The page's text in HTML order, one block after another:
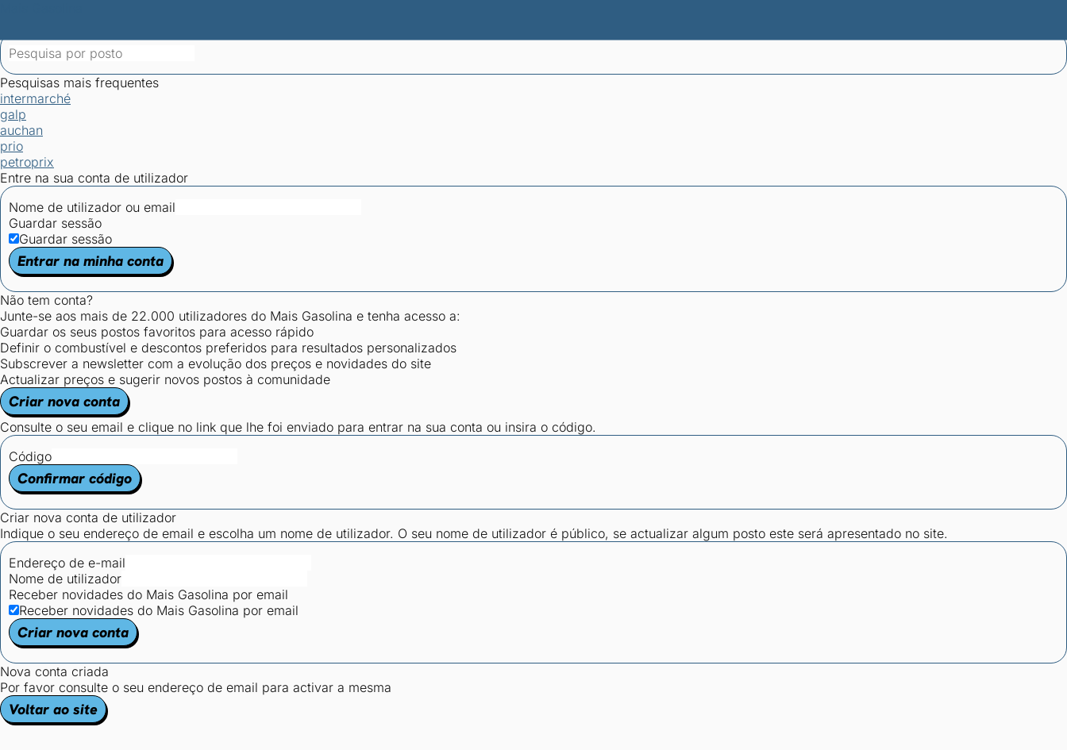
Pesquisas mais frequentes
intermarché
galp
auchan
prio
petroprix
Entre na sua conta de utilizador
Nome de utilizador ou email
Guardar sessão
Guardar sessão
Entrar na minha conta
Não tem conta?
Junte-se aos mais de 22.000 utilizadores do Mais Gasolina e tenha acesso a:
Guardar os seus postos favoritos para acesso rápido
Definir o combustível e descontos preferidos para resultados personalizados
Subscrever a newsletter com a evolução dos preços e novidades do site
Actualizar preços e sugerir novos postos à comunidade
Criar nova conta
Consulte o seu email e clique no link que lhe foi enviado para entrar na sua conta ou insira o código.
Código
Confirmar código
Criar nova conta de utilizador
Indique o seu endereço de email e escolha um nome de utilizador. O seu nome de utilizador é público, se actualizar algum posto este será apresentado no site.
Endereço de e-mail
Nome de utilizador
Receber novidades do Mais Gasolina por email
Receber novidades do Mais Gasolina por email
Criar nova conta
Nova conta criada
Por favor consulte o seu endereço de email para activar a mesma
Voltar ao site